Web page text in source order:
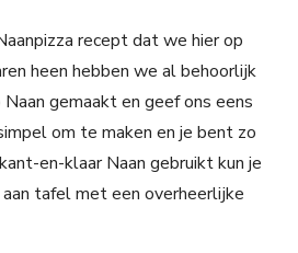
recept dat we hier op
heen hebben we al behoorlijk
gemaakt en geef ons eens
om te maken en je bent zo
en-klaar Naan gebruikt kun je
tafel met een overheerlijke